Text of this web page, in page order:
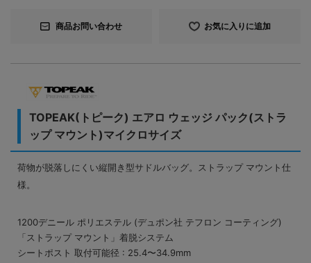
商品お問い合わせ お気に入りに追加
TOPEAK(トピーク) エアロ ウェッジ パック(ストラ
ップ マウント)マイクロサイズ
荷物が脱落しにくい縦開き型サドルバッグ。ストラップ マウント仕
様。
1200デニール ポリエステル (デュポン社 テフロン コーティング)
「ストラップ マウント」着脱システム
シートポスト 取付可能径 : 25.4〜34.9mm